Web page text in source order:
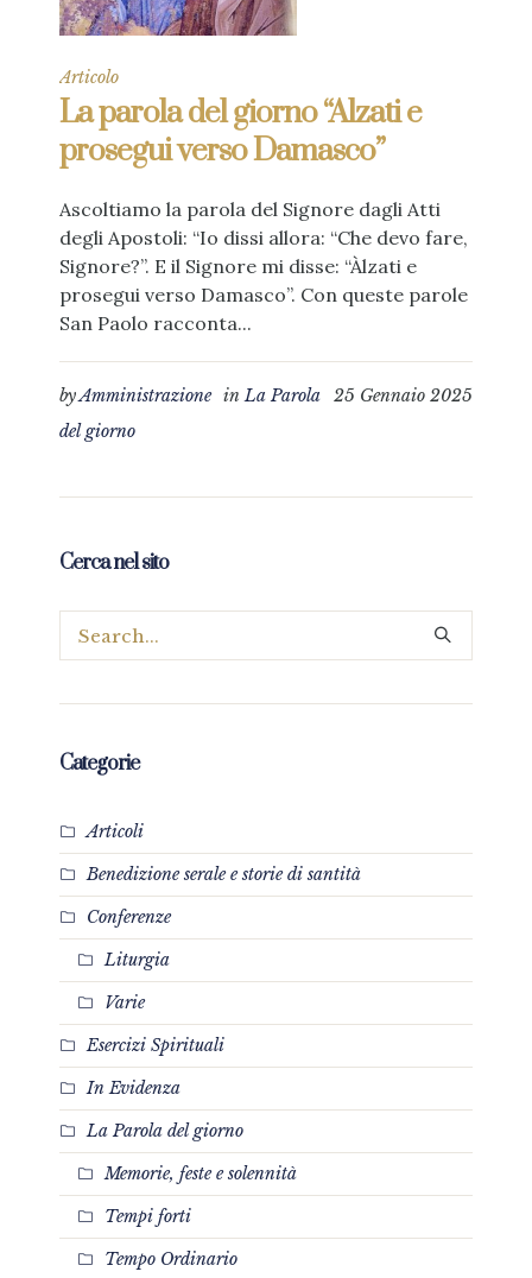
Articolo
La parola del giorno “Alzati e
prosegui verso Damasco”
Ascoltiamo la parola del Signore dagli Atti
degli Apostoli: “Io dissi allora: “Che devo fare,
Signore?”. E il Signore mi disse: “Àlzati e
prosegui verso Damasco”. Con queste parole
San Paolo racconta...
25 Gennaio 2025
byAmministrazione inLa Parola
del giorno
Cerca nel sito
Categorie
Articoli
Benedizione serale e storie di santità
Conferenze
Liturgia
Varie
Esercizi Spirituali
In Evidenza
La Parola del giorno
Memorie, feste e solennità
Tempi forti
Tempo Ordinario